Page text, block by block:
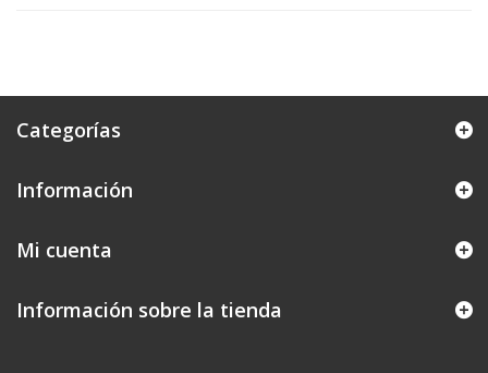
Categorías
Información
Mi cuenta
Información sobre la tienda